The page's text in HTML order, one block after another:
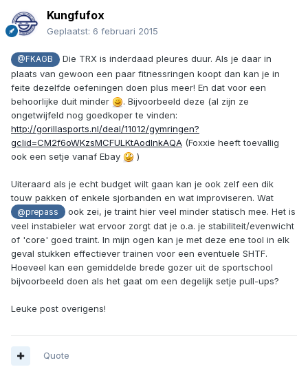
Kungfufox
Geplaatst: 6 februari 2015
@FKAGB
Die TRX is inderdaad pleures duur. Als je daar in
plaats van gewoon een paar fitnessringen koopt dan kan je in
feite dezelfde oefeningen doen plus meer! En dat voor een
behoorlijke duit minder
. Bijvoorbeeld deze (al zijn ze
ongetwijfeld nog goedkoper te vinden:
http://gorillasports.nl/deal/11012/gymringen?
gclid=CM2f6oWKzsMCFULKtAodlnkAQA (Foxxie heeft toevallig
ook een setje vanaf Ebay
)
Uiteraard als je echt budget wilt gaan kan je ook zelf een dik
touw pakken of enkele sjorbanden en wat improviseren. Wat
@prepass
ook zei, je traint hier veel minder statisch mee. Het is
veel instabieler wat ervoor zorgt dat je o.a. je stabiliteit/evenwicht
of 'core' goed traint. In mijn ogen kan je met deze ene tool in elk
geval stukken effectiever trainen voor een eventuele SHTF.
Hoeveel kan een gemiddelde brede gozer uit de sportschool
bijvoorbeeld doen als het gaat om een degelijk setje pull-ups?
Leuke post overigens!
Quote